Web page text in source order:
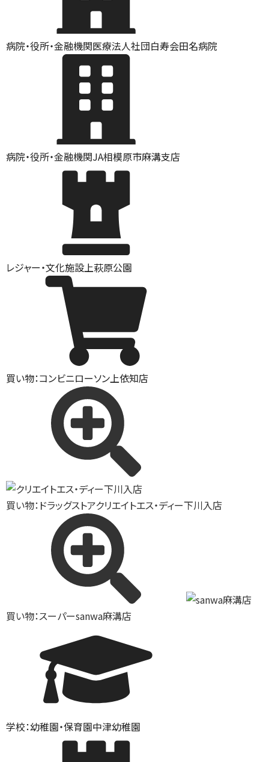
病院・役所・金融機関医療法人社団白寿会田名病院
病院・役所・金融機関JA相模原市麻溝支店
レジャー・文化施設上萩原公園
買い物：コンビニローソン上依知店
買い物：ドラッグストアクリエイトエス・ディー下川入店
買い物：スーパーsanwa麻溝店
学校：幼稚園・保育園中津幼稚園